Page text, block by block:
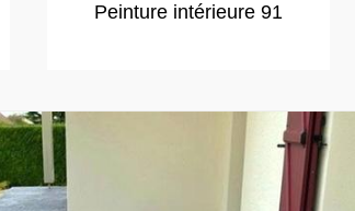
Peinture intérieure 91